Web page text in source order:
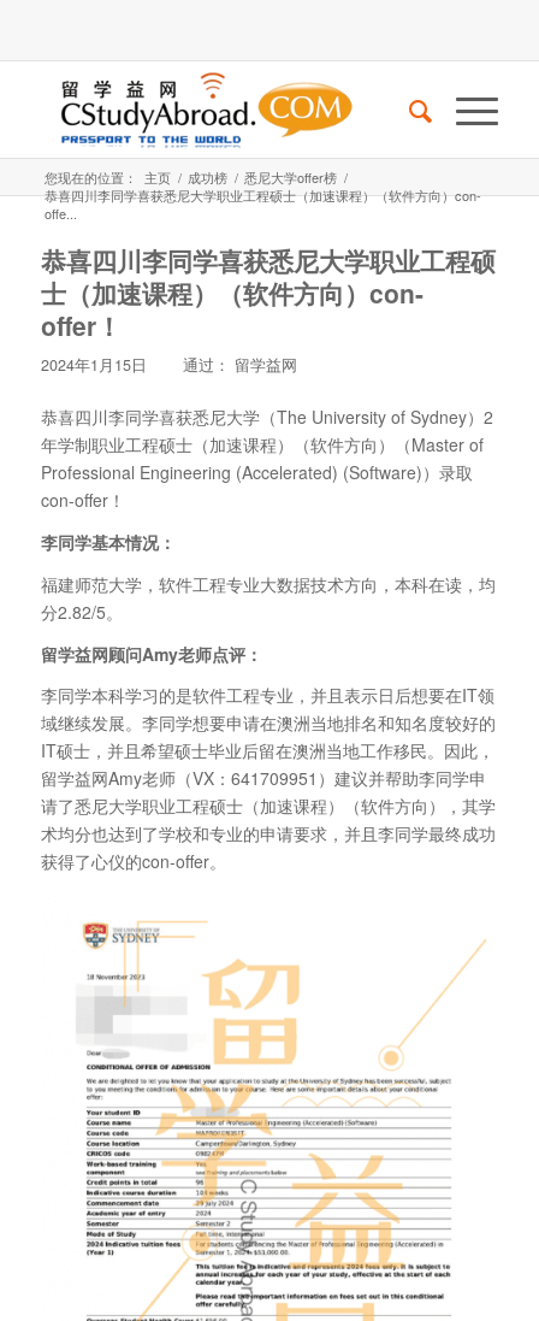
您现在的位置： 主页 / 成功榜 / 悉尼大学offer榜 /
恭喜四川李同学喜获悉尼大学职业工程硕士（加速课程）（软件方向）con-
offe...
恭喜四川李同学喜获悉尼大学职业工程硕
士（加速课程）（软件方向）con-
offer！
2024年1月15日 通过： 留学益网
恭喜四川李同学喜获悉尼大学（The University of Sydney）2
年学制职业工程硕士（加速课程）（软件方向）（Master of
Professional Engineering (Accelerated) (Software)）录取
con-offer！
李同学基本情况：
福建师范大学，软件工程专业大数据技术方向，本科在读，均
分2.82/5。
留学益网顾问Amy老师点评：
李同学本科学习的是软件工程专业，并且表示日后想要在IT领
域继续发展。李同学想要申请在澳洲当地排名和知名度较好的
IT硕士，并且希望硕士毕业后留在澳洲当地工作移民。因此，
留学益网Amy老师（VX：641709951）建议并帮助李同学申
请了悉尼大学职业工程硕士（加速课程）（软件方向），其学
术均分也达到了学校和专业的申请要求，并且李同学最终成功
获得了心仪的con-offer。